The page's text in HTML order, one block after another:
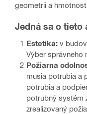
geometrii a
Jedná sa o tieto
Estetika: v
Výber správneho
Požiarna
musia potrubia a
potrubia a
potrubný systém
zrealizovaný